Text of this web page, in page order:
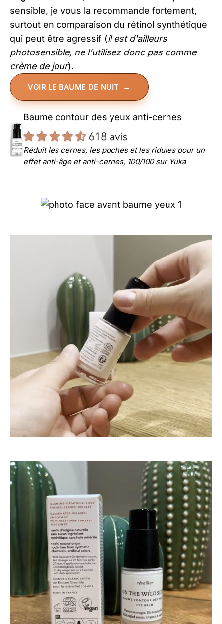
sensible, je vous la recommande fortement,
surtout en comparaison du rétinol synthétique
qui peut être agressif (il est d'ailleurs
photosensible, ne l'utilisez donc pas comme
crème de jour).
VOIR LE BAUME DE NUIT
Baume contour des yeux anti-cernes
Réduit les cernes, les poches et les ridules pour un
effet anti-âge et anti-cernes, 100/100 sur Yuka